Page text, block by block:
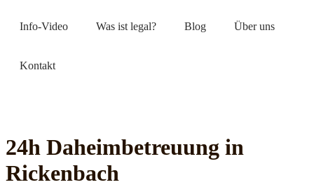
Info-Video Was ist legal? Blog Über uns
Kontakt
24h Daheim­betreuung in
Rickenbach